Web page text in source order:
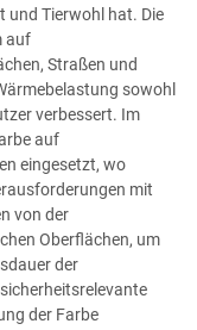
Tierwohl hat. Die
auf
Straßen und
sowohl
verbessert. Im
auf
eingesetzt, wo
mit
von der
Oberflächen, um
der
der Farbe